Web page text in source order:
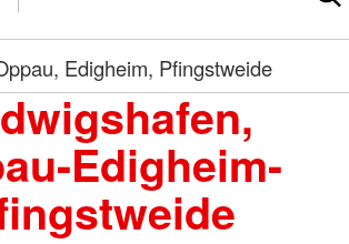
Edigheim, Pfingstweide
Edigheim-